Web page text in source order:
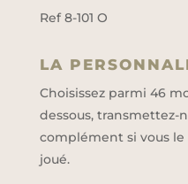
Ref 8-101 O
LA
Choisissez parmi 46
dessous, transmettez-
complément si vous
joué.